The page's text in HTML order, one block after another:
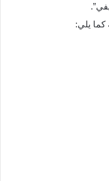
كما يلي: